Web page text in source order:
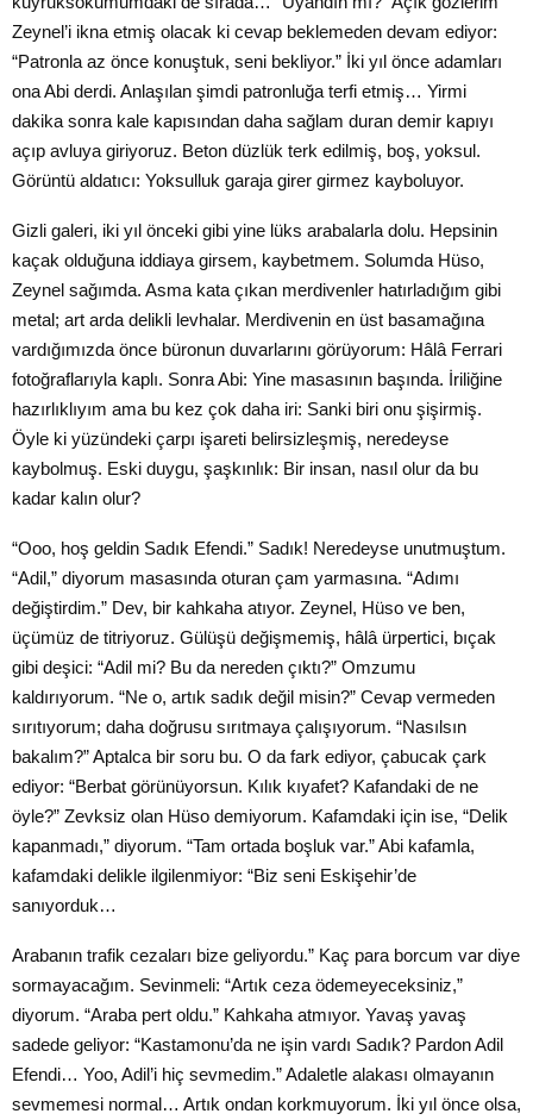
Zeynel’i ikna etmiş olacak ki cevap beklemeden devam ediyor:
“Patronla az önce konuştuk, seni bekliyor.” İki yıl önce adamları
ona Abi derdi. Anlaşılan şimdi patronluğa terfi etmiş… Yirmi
dakika sonra kale kapısından daha sağlam duran demir kapıyı
açıp avluya giriyoruz. Beton düzlük terk edilmiş, boş, yoksul.
Görüntü aldatıcı: Yoksulluk garaja girer girmez kayboluyor.
Gizli galeri, iki yıl önceki gibi yine lüks arabalarla dolu. Hepsinin
kaçak olduğuna iddiaya girsem, kaybetmem. Solumda Hüso,
Zeynel sağımda. Asma kata çıkan merdivenler hatırladığım gibi
metal; art arda delikli levhalar. Merdivenin en üst basamağına
vardığımızda önce büronun duvarlarını görüyorum: Hâlâ Ferrari
fotoğraflarıyla kaplı. Sonra Abi: Yine masasının başında. İriliğine
hazırlıklıyım ama bu kez çok daha iri: Sanki biri onu şişirmiş.
Öyle ki yüzündeki çarpı işareti belirsizleşmiş, neredeyse
kaybolmuş. Eski duygu, şaşkınlık: Bir insan, nasıl olur da bu
kadar kalın olur?
“Ooo, hoş geldin Sadık Efendi.” Sadık! Neredeyse unutmuştum.
“Adil,” diyorum masasında oturan çam yarmasına. “Adımı
değiştirdim.” Dev, bir kahkaha atıyor. Zeynel, Hüso ve ben,
üçümüz de titriyoruz. Gülüşü değişmemiş, hâlâ ürpertici, bıçak
gibi deşici: “Adil mi? Bu da nereden çıktı?” Omzumu
kaldırıyorum. “Ne o, artık sadık değil misin?” Cevap vermeden
sırıtıyorum; daha doğrusu sırıtmaya çalışıyorum. “Nasılsın
bakalım?” Aptalca bir soru bu. O da fark ediyor, çabucak çark
ediyor: “Berbat görünüyorsun. Kılık kıyafet? Kafandaki de ne
öyle?” Zevksiz olan Hüso demiyorum. Kafamdaki için ise, “Delik
kapanmadı,” diyorum. “Tam ortada boşluk var.” Abi kafamla,
kafamdaki delikle ilgilenmiyor: “Biz seni Eskişehir’de
sanıyorduk…
Arabanın trafik cezaları bize geliyordu.” Kaç para borcum var diye
sormayacağım. Sevinmeli: “Artık ceza ödemeyeceksiniz,”
diyorum. “Araba pert oldu.” Kahkaha atmıyor. Yavaş yavaş
sadede geliyor: “Kastamonu’da ne işin vardı Sadık? Pardon Adil
Efendi… Yoo, Adil’i hiç sevmedim.” Adaletle alakası olmayanın
sevmemesi normal… Artık ondan korkmuyorum. İki yıl önce olsa,